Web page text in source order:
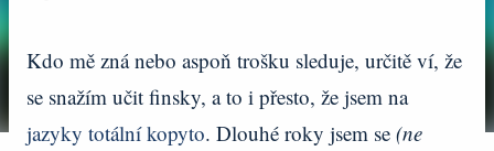
Kdo mě zná nebo aspoň trošku sleduje, určitě ví, že
se snažím učit finsky, a to i přesto, že jsem na
jazyky totální kopyto. Dlouhé roky jsem se (ne